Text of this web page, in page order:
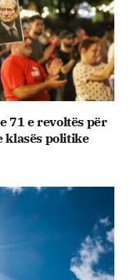
71 e revoltës për
klasës politike